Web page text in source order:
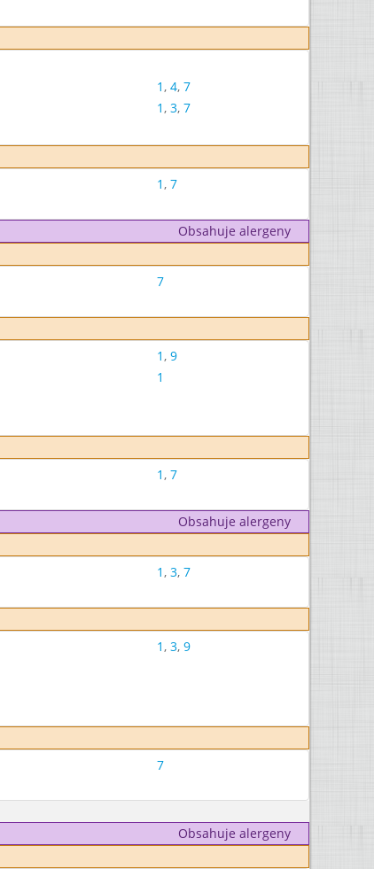
1, 4, 7
1, 3, 7
1, 7
Obsahuje alergeny
7
1, 9
1
1, 7
Obsahuje alergeny
1, 3, 7
1, 3, 9
7
Obsahuje alergeny